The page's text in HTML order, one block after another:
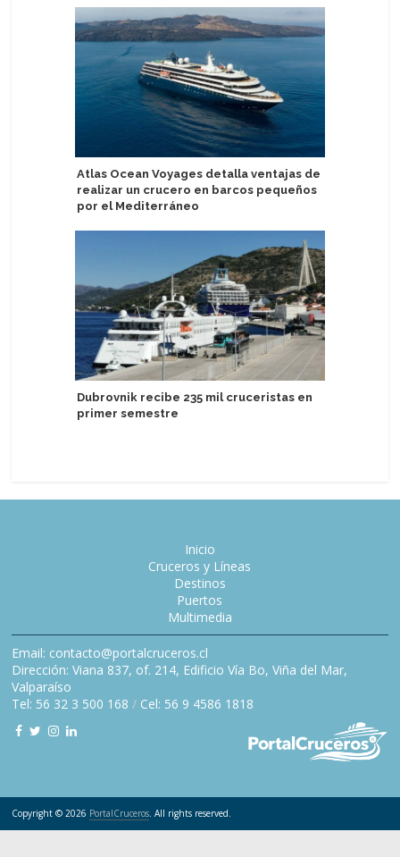
Atlas Ocean Voyages detalla ventajas de
realizar un crucero en barcos pequeños
por el Mediterráneo
Dubrovnik recibe 235 mil cruceristas en
primer semestre
Inicio
Cruceros y Líneas
Destinos
Puertos
Multimedia
Email: contacto@portalcruceros.cl
Dirección: Viana 837, of. 214, Edificio Vía Bo, Viña del Mar,
Valparaíso
Tel: 56 32 3 500 168 / Cel: 56 9 4586 1818
Copyright © 2026 PortalCruceros. All rights reserved.